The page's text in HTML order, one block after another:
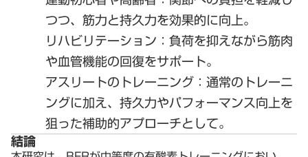
つつ、筋力と持久力を効果的に向上。
リハビリテーション ：負荷を抑えながら筋肉
や血管機能の回復をサポート。
アスリートのトレーニング ：通常のトレーニ
ングに加え、持久力やパフォーマンス向上を
狙った補助的アプローチとして。
結論